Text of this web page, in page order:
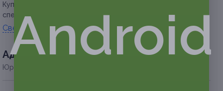
Купон не распространяется на доставку еды и другие
спецпредложения бургерной.
Свернуть
Адресa
Юридическая информация о партнёре
Android